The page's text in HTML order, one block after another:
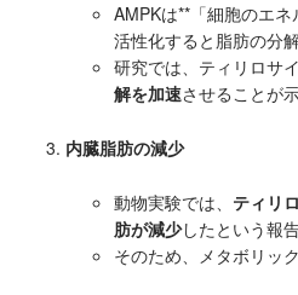
AMPKは**「細胞のエ
活性化すると脂肪の分
研究では、ティリロサ
解を加速させることが
内臓脂肪の減少
動物実験では、 ティリ
肪が減少したという報
そのため、メタボリッ